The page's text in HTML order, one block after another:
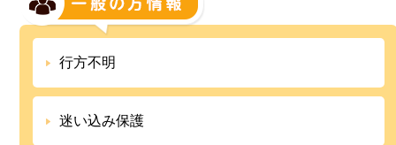
行方不明
迷い込み保護